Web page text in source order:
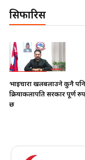
सिफारिस
भाइचारा खलबलाउने कुनै पनि
क्रियाकलापप्रति सरकार पूर्ण
छ